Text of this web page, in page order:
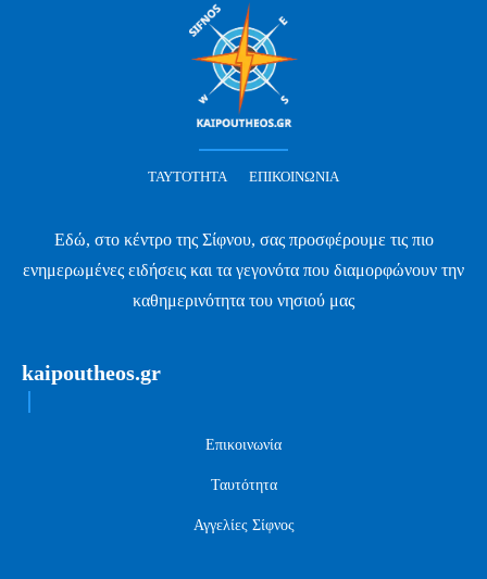
ΤΑΥΤΌΤΗΤΑ ΕΠΙΚΟΙΝΩΝΊΑ
Εδώ, στο κέντρο της Σίφνου, σας προσφέρουμε τις πιο
ενημερωμένες ειδήσεις και τα γεγονότα που διαμορφώνουν την
καθημερινότητα του νησιού μας
kaipoutheos.gr
Επικοινωνία
Ταυτότητα
Αγγελίες Σίφνος